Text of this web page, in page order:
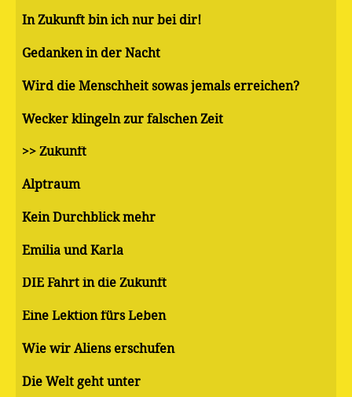
In Zukunft bin ich nur bei dir!
Gedanken in der Nacht
Wird die Menschheit sowas jemals erreichen?
Wecker klingeln zur falschen Zeit
>> Zukunft
Alptraum
Kein Durchblick mehr
Emilia und Karla
DIE Fahrt in die Zukunft
Eine Lektion fürs Leben
Wie wir Aliens erschufen
Die Welt geht unter